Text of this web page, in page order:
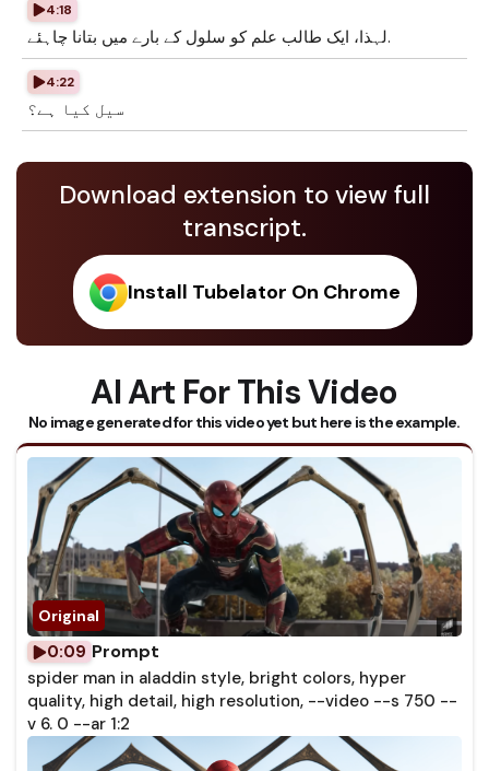
4:18
لہذا، ایک طالب علم کو سلول کے بارے میں بتانا چاہئے.
4:22
سیل کیا ہے؟
Download extension to view full
transcript.
Install Tubelator On Chrome
AI Art For This Video
No image generated for this video yet but here is the example.
0:09 Prompt
spider man in aladdin style, bright colors, hyper
quality, high detail, high resolution, --video --s 750 --
v 6. 0 --ar 1:2